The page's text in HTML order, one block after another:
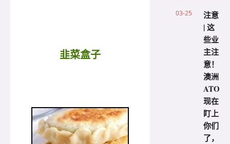
韭菜盒子
03-25
注意
| 这
些业
主注
意！
澳洲
ATO
现在
盯上
你们
了，